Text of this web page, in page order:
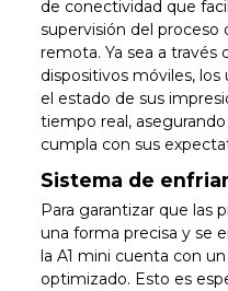
de conectividad que
supervisión del proceso
remota. Ya sea a través
dispositivos móviles,
el estado de sus
tiempo real,
cumpla con sus
Sistema de
Para garantizar que las
una forma precisa y se
la A1 mini cuenta con
optimizado. Esto es